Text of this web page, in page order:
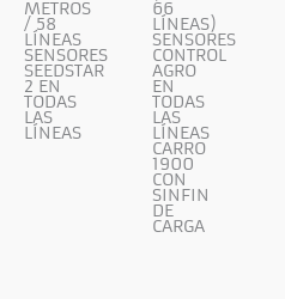
METROS
/ 58
LÍNEAS
SENSORES
SEEDSTAR
2 EN
TODAS
LAS
LÍNEAS
66
LÍNEAS)
SENSORES
CONTROL
AGRO
EN
TODAS
LAS
LÍNEAS
CARRO
1900
CON
SINFIN
DE
CARGA